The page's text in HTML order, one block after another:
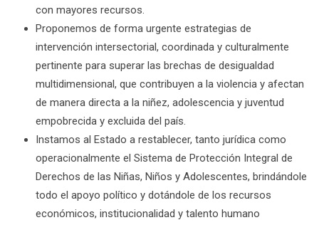
con mayores recursos.
Proponemos de forma urgente estrategias de
intervención intersectorial, coordinada y culturalmente
pertinente para superar las brechas de desigualdad
multidimensional, que contribuyen a la violencia y afectan
de manera directa a la niñez, adolescencia y juventud
empobrecida y excluida del país.
Instamos al Estado a restablecer, tanto jurídica como
operacionalmente el Sistema de Protección Integral de
Derechos de las Niñas, Niños y Adolescentes, brindándole
todo el apoyo político y dotándole de los recursos
económicos, institucionalidad y talento humano